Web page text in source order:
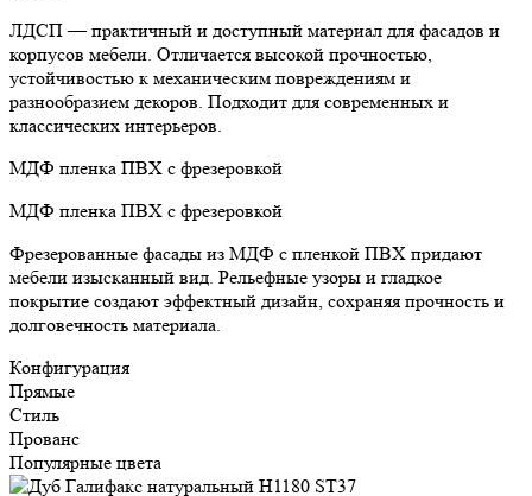
ЛДСП — практичный и доступный материал для фасадов и
корпусов мебели. Отличается высокой прочностью,
устойчивостью к механическим повреждениям и
разнообразием декоров. Подходит для современных и
классических интерьеров.
МДФ пленка ПВХ с фрезеровкой
МДФ пленка ПВХ с фрезеровкой
Фрезерованные фасады из МДФ с пленкой ПВХ придают
мебели изысканный вид. Рельефные узоры и гладкое
покрытие создают эффектный дизайн, сохраняя прочность и
долговечность материала.
Конфигурация
Прямые
Стиль
Прованс
Популярные цвета